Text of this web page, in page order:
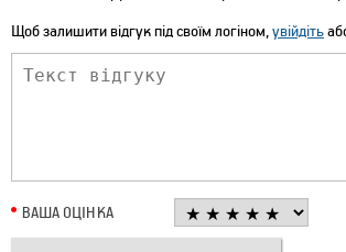
Щоб залишити відгук під своїм логіном,увійдіть
ВАША ОЦІНКА